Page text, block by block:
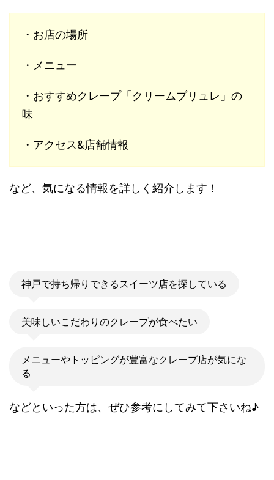
・お店の場所
・メニュー
・おすすめクレープ「クリームブリュレ」の
味
・アクセス&店舗情報
など、気になる情報を詳しく紹介します！
神戸で持ち帰りできるスイーツ店を探している
美味しいこだわりのクレープが食べたい
メニューやトッピングが豊富なクレープ店が気にな
る
などといった方は、ぜひ参考にしてみて下さいね♪